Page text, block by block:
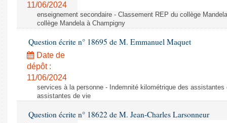
11/06/2024
enseignement secondaire - Classement REP du collège
collège Mandela à Champigny
Question écrite n° 18695 de M. Emmanuel Maquet
Date de
dépôt :
11/06/2024
services à la personne - Indemnité kilométrique des
assistantes de vie
Question écrite n° 18622 de M. Jean-Charles Larsonneur